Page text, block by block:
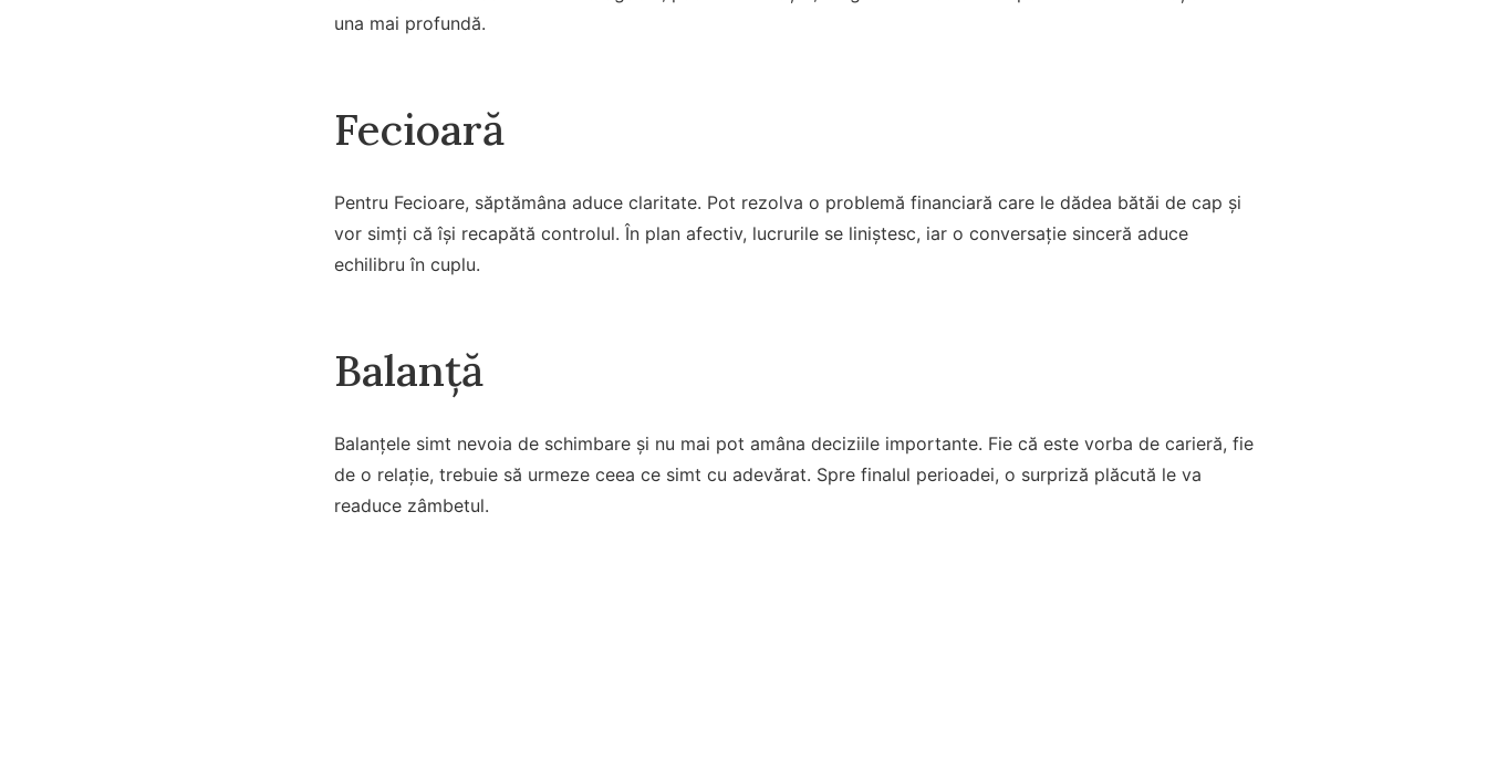
una mai profundă.
Fecioară
Pentru Fecioare, săptămâna aduce claritate. Pot rezolva o problemă financiară care le dădea bătăi de cap și
vor simți că își recapătă controlul. În plan afectiv, lucrurile se liniștesc, iar o conversație sinceră aduce
echilibru în cuplu.
Balanță
Balanțele simt nevoia de schimbare și nu mai pot amâna deciziile importante. Fie că este vorba de carieră, fie
de o relație, trebuie să urmeze ceea ce simt cu adevărat. Spre finalul perioadei, o surpriză plăcută le va
readuce zâmbetul.